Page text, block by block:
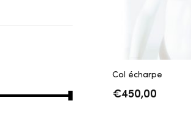
Col écharpe
€450,00